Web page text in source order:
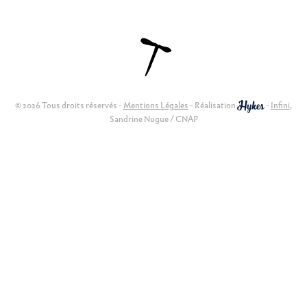
© 2026 Tous droits réservés -Mentions Légales - Réalisation - Infini,
Sandrine Nugue / CNAP